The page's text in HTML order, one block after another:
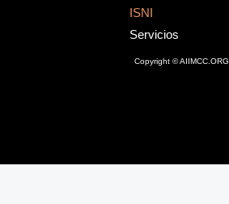
ISNI
Servicios
Copyright © AIIMCC.ORG